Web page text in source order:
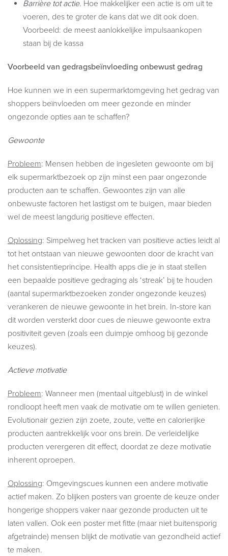
Barrière tot actie. Hoe makkelijker een actie is om uit te
voeren, des te groter de kans dat we dit ook doen.
Voorbeeld: de meest aanlokkelijke impulsaankopen
staan bij de kassa
Voorbeeld van gedragsbeïnvloeding onbewust gedrag
Hoe kunnen we in een supermarktomgeving het gedrag van
shoppers beïnvloeden om meer gezonde en minder
ongezonde opties aan te schaffen?
Gewoonte
Probleem: Mensen hebben de ingesleten gewoonte om bij
elk supermarktbezoek op zijn minst een paar ongezonde
producten aan te schaffen. Gewoontes zijn van alle
onbewuste factoren het lastigst om te buigen, maar bieden
wel de meest langdurig positieve effecten.
Oplossing: Simpelweg het tracken van positieve acties leidt al
tot het ontstaan van nieuwe gewoonten door de kracht van
het consistentieprincipe. Health apps die je in staat stellen
een bepaalde positieve gedraging als ‘streak’ bij te houden
(aantal supermarktbezoeken zonder ongezonde keuzes)
verankeren de nieuwe gewoonte in het brein. In-store kan
dit worden versterkt door cues de nieuwe gewoonte extra
positiviteit geven (zoals een duimpje omhoog bij gezonde
keuzes).
Actieve motivatie
Probleem: Wanneer men (mentaal uitgeblust) in de winkel
rondloopt heeft men vaak de motivatie om te willen genieten.
Evolutionair gezien zijn zoete, zoute, vette en calorierijke
producten aantrekkelijk voor ons brein. De verleidelijke
producten verergeren dit effect, doordat ze deze motivatie
inherent oproepen.
Oplossing: Omgevingscues kunnen een andere motivatie
actief maken. Zo blijken posters van groente de keuze onder
hongerige shoppers vaker naar gezonde producten uit te
laten vallen. Ook een poster met fitte (maar niet buitensporig
afgetrainde) mensen blijkt de motivatie van gezondheid actief
te maken.